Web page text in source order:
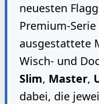
neuesten
Premium-
ausgestattete
Wisch- und
Slim, Master,
dabei, die